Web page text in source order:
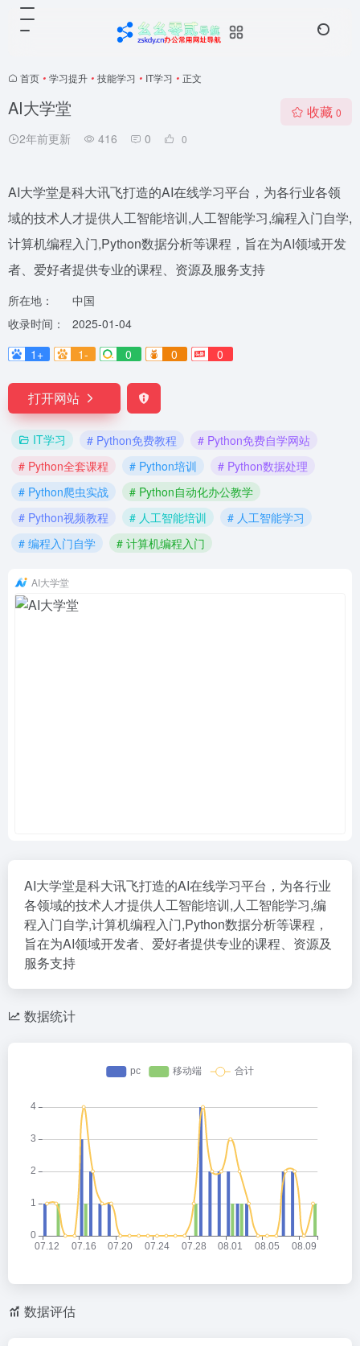
首页 • 学习提升 • 技能学习 • IT学习 • 正文
AI大学堂
2年前更新 416 0 0
收藏 0
AI大学堂是科大讯飞打造的AI在线学习平台，为各行业各领
域的技术人才提供人工智能培训,人工智能学习,编程入门自学,
计算机编程入门,Python数据分析等课程，旨在为AI领域开发
者、爱好者提供专业的课程、资源及服务支持
所在地：
中国
收录时间：
2025-01-04
1+
1- 0 0 0
打开网站
IT学习 # Python免费教程
# Python免费自学网站
# Python全套课程
# Python培训
# Python数据处理
# Python爬虫实战
# Python自动化办公教学
# Python视频教程
# 人工智能培训
# 人工智能学习
# 编程入门自学
# 计算机编程入门
AI大学堂
AI大学堂是科大讯飞打造的AI在线学习平台，为各行业
各领域的技术人才提供人工智能培训,人工智能学习,编
程入门自学,计算机编程入门,Python数据分析等课程，
旨在为AI领域开发者、爱好者提供专业的课程、资源及
服务支持
数据统计
数据评估